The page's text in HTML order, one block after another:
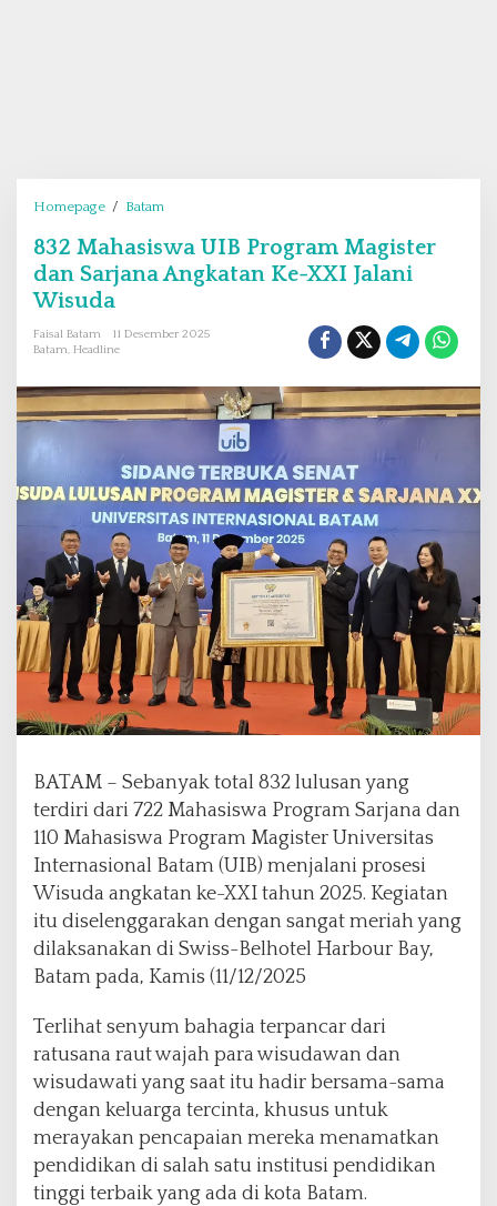
Homepage / Batam
2
M
a
i
s
U
I
B
P
r
o
r
a
m
M
g
s
e
d
a
n
S
r
a
n
n
g
k
832 Mahasiswa UIB Program Magister
dan Sarjana Angkatan Ke-XXI Jalani
Wisuda
Faisal Batam
11 Desember 2025
Batam, Headline
BATAM – Sebanyak total 832 lulusan yang
terdiri dari 722 Mahasiswa Program Sarjana dan
110 Mahasiswa Program Magister Universitas
Internasional Batam (UIB) menjalani prosesi
Wisuda angkatan ke-XXI tahun 2025. Kegiatan
itu diselenggarakan dengan sangat meriah yang
dilaksanakan di Swiss-Belhotel Harbour Bay,
Batam pada, Kamis (11/12/2025
Terlihat senyum bahagia terpancar dari
ratusana raut wajah para wisudawan dan
wisudawati yang saat itu hadir bersama-sama
dengan keluarga tercinta, khusus untuk
merayakan pencapaian mereka menamatkan
pendidikan di salah satu institusi pendidikan
tinggi terbaik yang ada di kota Batam.